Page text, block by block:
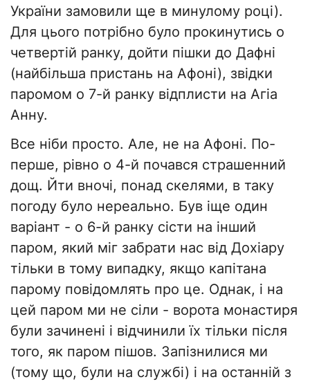
України замовили ще в минулому році).
Для цього потрібно було прокинутись о
четвертій ранку, дойти пішки до Дафні
(найбільша пристань на Афоні), звідки
паромом о 7-й ранку відплисти на Агіа
Анну.
Все ніби просто. Але, не на Афоні. По-
перше, рівно о 4-й почався страшенний
дощ. Йти вночі, понад скелями, в таку
погоду було нереально. Був іще один
варіант - о 6-й ранку сісти на інший
паром, який міг забрати нас від Дохіару
тільки в тому випадку, якщо капітана
парому повідомлять про це. Однак, і на
цей паром ми не сіли - ворота монастиря
були зачинені і відчинили їх тільки після
того, як паром пішов. Запізнилися ми
(тому що, були на службі) і на останній з